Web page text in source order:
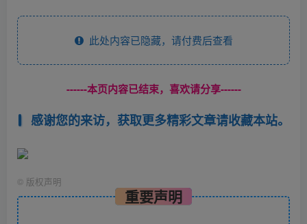
此处内容已隐藏，请付费后查看
------本页内容已结束，喜欢请分享------
感谢您的来访，获取更多精彩文章请收藏本站。
© 版权声明
重要声明